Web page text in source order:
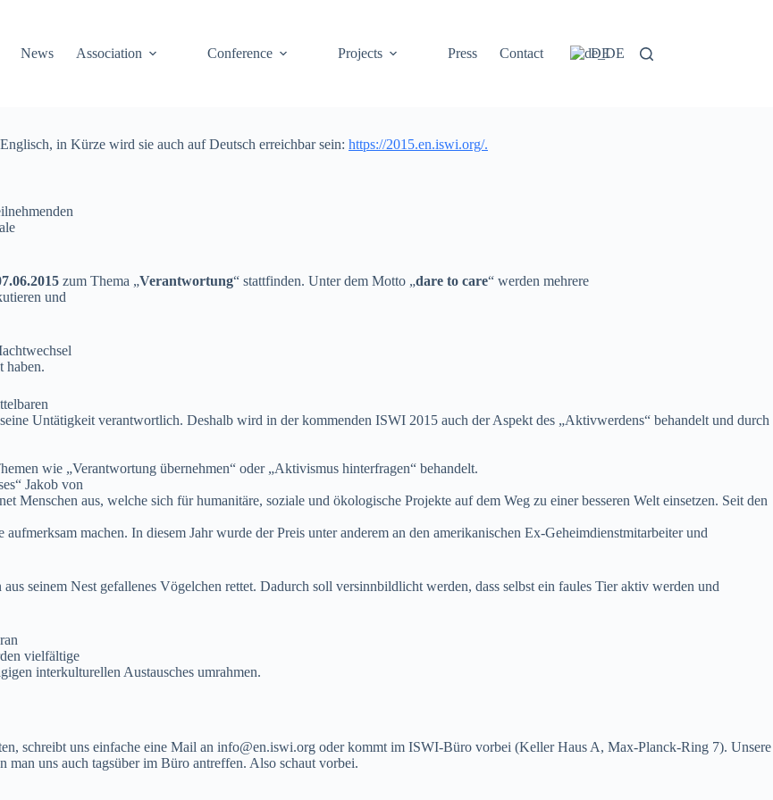
News
Association Conference Projects Press Contact DE
in Kürze wird sie auch auf Deutsch erreichbar sein: https://2015.en.iswi.org/.
zum Thema „Verantwortung“ stattfinden. Unter dem Motto „dare to care“ werden mehrere
und
haben.
Untätigkeit verantwortlich. Deshalb wird in der kommenden ISWI 2015 auch der Aspekt des „Aktivwerdens“ behandelt und durch
wie „Verantwortung übernehmen“ oder „Aktivismus hinterfragen“ behandelt.
Jakob von
aus, welche sich für humanitäre, soziale und ökologische Projekte auf dem Weg zu einer besseren Welt einsetzen. Seit den
machen. In diesem Jahr wurde der Preis unter anderem an den amerikanischen Ex-Geheimdienstmitarbeiter und
seinem Nest gefallenes Vögelchen rettet. Dadurch soll versinnbildlicht werden, dass selbst ein faules Tier aktiv werden und
vielfältige
interkulturellen Austausches umrahmen.
schreibt uns einfache eine Mail an info@en.iswi.org oder kommt im ISWI-Büro vorbei (Keller Haus A, Max-Planck-Ring 7). Unsere
uns auch tagsüber im Büro antreffen. Also schaut vorbei.